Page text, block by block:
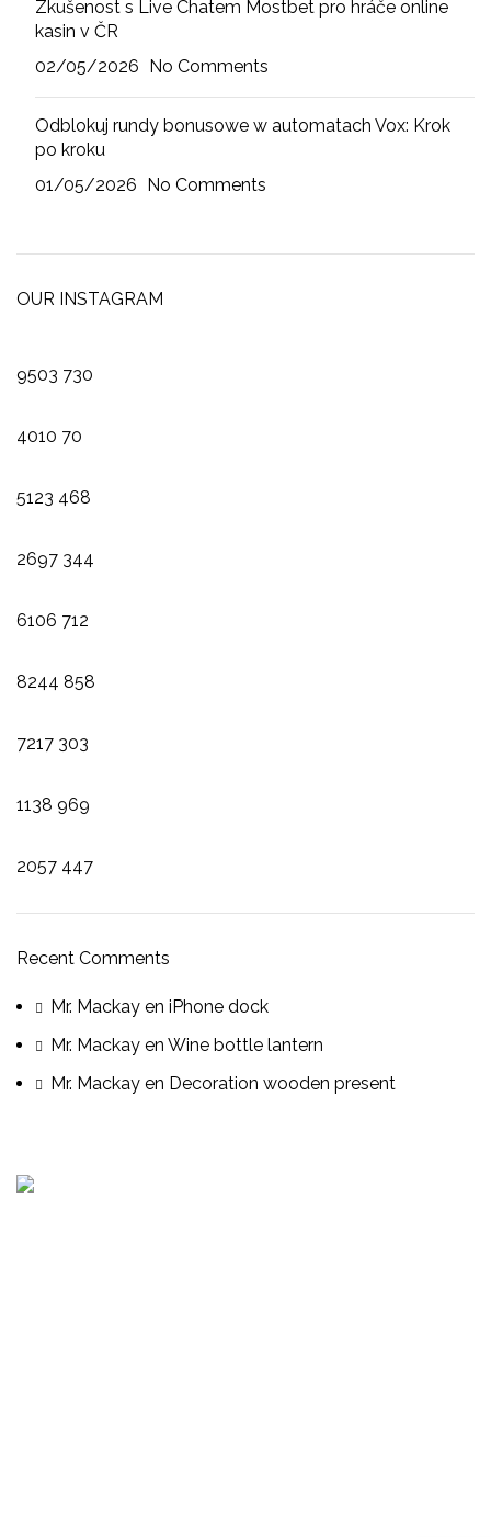
Zkušenost s Live Chatem Mostbet pro hráče online
kasin v ČR
02/05/2026 No Comments
Odblokuj rundy bonusowe w automatach Vox: Krok
po kroku
01/05/2026 No Comments
OUR INSTAGRAM
9503 730
4010 70
5123 468
2697 344
6106 712
8244 858
7217 303
1138 969
2057 447
Recent Comments
Mr. Mackay en iPhone dock
Mr. Mackay en Wine bottle lantern
Mr. Mackay en Decoration wooden present